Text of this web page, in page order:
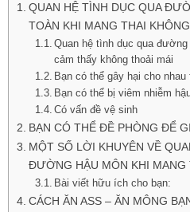
QUAN HỆ TÌNH DỤC QUA
TOÀN KHI MANG THAI
Quan hệ tình dục qua
cảm thấy không thoải mái
Bạn có thể gây hại cho nhau
Bạn có thể bị viêm nhiễm
Có vấn đề vệ sinh
BẠN CÓ THỂ ĐỀ PHÒNG ĐỂ
MỘT SỐ LỜI KHUYÊN VỀ
ĐƯỜNG HẬU MÔN KHI MANG
Bài viết hữu ích cho bạn:
CÁCH ĂN ASS – ĂN MÔNG